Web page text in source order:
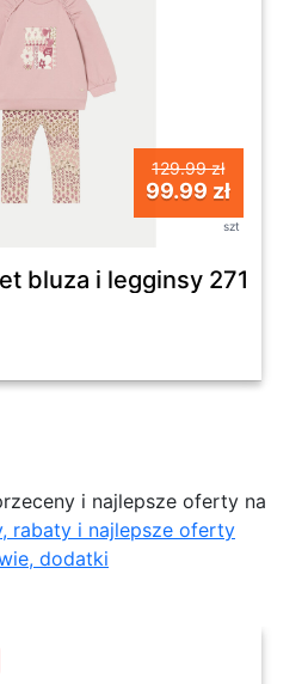
129.99 zł
99.99 zł
szt
bluza i legginsy 2710
i najlepsze oferty na
rabaty i najlepsze oferty
dodatki